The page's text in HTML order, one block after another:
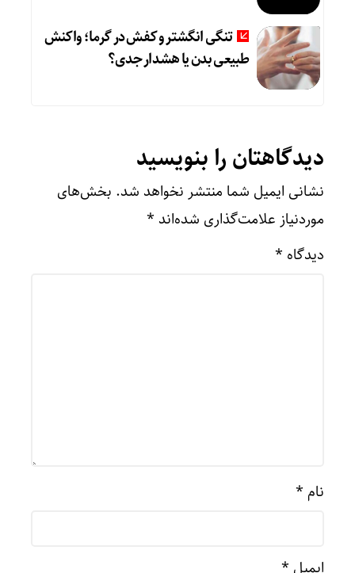
تنگی انگشتر و کفش در گرما؛ واکنش
طبیعی بدن یا هشدار جدی؟
دیدگاهتان را بنویسید
نشانی ایمیل شما منتشر نخواهد شد. بخش‌های
موردنیاز علامت‌گذاری شده‌اند *
دیدگاه *
نام *